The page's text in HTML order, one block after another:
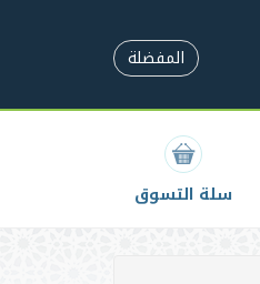
المفضلة
سلة التسوق